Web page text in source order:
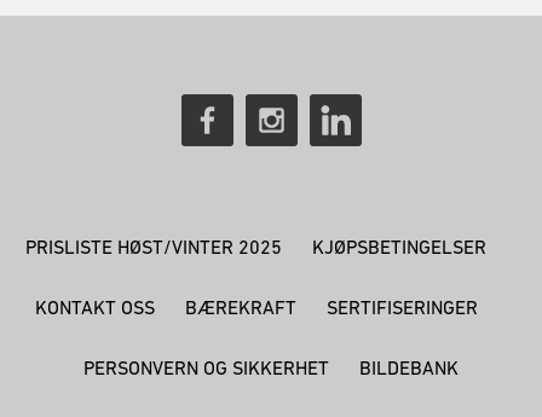
PRISLISTE HØST/VINTER 2025 KJØPSBETINGELSER
KONTAKT OSS BÆREKRAFT SERTIFISERINGER
PERSONVERN OG SIKKERHET BILDEBANK